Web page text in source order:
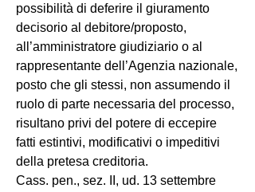
possibilità di deferire il giuramento
decisorio al debitore/proposto,
all’amministratore giudiziario o al
rappresentante dell’Agenzia nazionale,
posto che gli stessi, non assumendo il
ruolo di parte necessaria del processo,
risultano privi del potere di eccepire
fatti estintivi, modificativi o impeditivi
della pretesa creditoria.
Cass. pen., sez. II, ud. 13 settembre